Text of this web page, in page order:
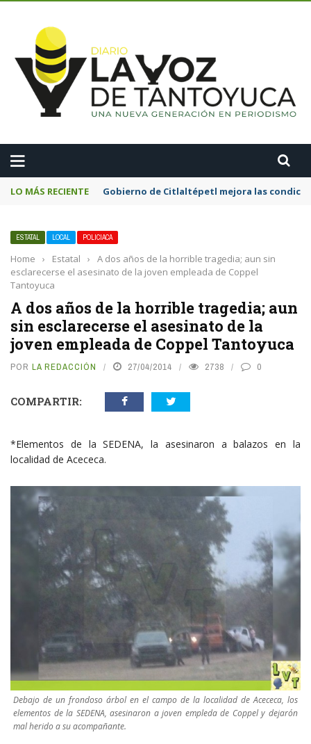
LO MÁS RECIENTE Alcalde Roberto San Román encabeza
ESTATAL LOCAL POLICIACA
Home › Estatal ›
A dos años de la horrible tragedia; aun sin
esclarecerse el asesinato de la joven empleada de Coppel
Tantoyuca
A dos años de la horrible tragedia; aun
sin esclarecerse el asesinato de la
joven empleada de Coppel Tantoyuca
POR LA REDACCIÓN 27/04/2014 2738 0
COMPARTIR:
*Elementos de la SEDENA, la asesinaron a balazos en la
localidad de Acececa.
Debajo de un frondoso árbol en el campo de la localidad de Acececa, los
elementos de la SEDENA, asesinaron a joven empleda de Coppel y dejarón
mal herido a su acompañante.